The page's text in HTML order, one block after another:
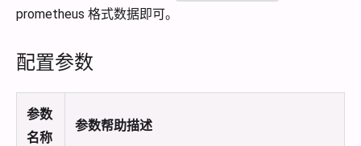
prometheus 格式数据即可。
配置参数
参数
名称
参数帮助描述